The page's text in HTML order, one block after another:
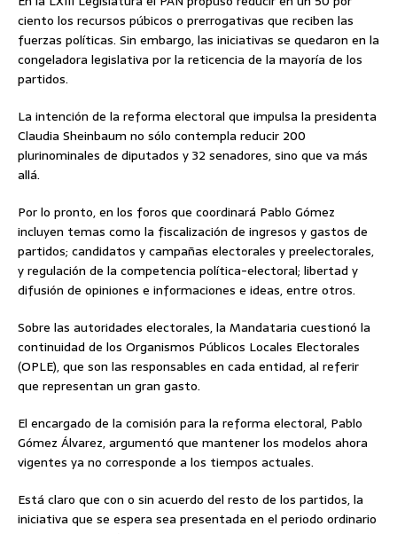
ciento los recursos púbicos o prerrogativas que reciben las
fuerzas políticas. Sin embargo, las iniciativas se quedaron en la
congeladora legislativa por la reticencia de la mayoría de los
partidos.
La intención de la reforma electoral que impulsa la presidenta
Claudia Sheinbaum no sólo contempla reducir 200
plurinominales de diputados y 32 senadores, sino que va más
allá.
Por lo pronto, en los foros que coordinará Pablo Gómez
incluyen temas como la fiscalización de ingresos y gastos de
partidos; candidatos y campañas electorales y preelectorales,
y regulación de la competencia política-electoral; libertad y
difusión de opiniones e informaciones e ideas, entre otros.
Sobre las autoridades electorales, la Mandataria cuestionó la
continuidad de los Organismos Públicos Locales Electorales
(OPLE), que son las responsables en cada entidad, al referir
que representan un gran gasto.
El encargado de la comisión para la reforma electoral, Pablo
Gómez Álvarez, argumentó que mantener los modelos ahora
vigentes ya no corresponde a los tiempos actuales.
Está claro que con o sin acuerdo del resto de los partidos, la
iniciativa que se espera sea presentada en el periodo ordinario